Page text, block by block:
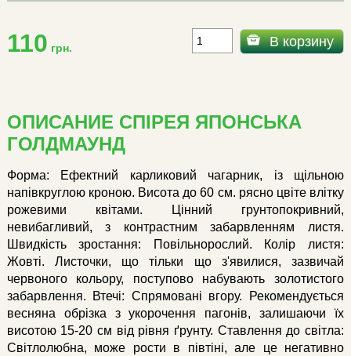
110 грн. В корзину
ОПИСАНИЕ СПІРЕЯ ЯПОНСЬКА
ГОЛДМАУНД
Форма: Ефектний карликовий чагарник, із щільною
напівкруглою кроною. Висота до 60 см. рясно цвіте влітку
рожевими квітами. Цінний грунтопокривний,
невибагливий, з контрастним забарвленням листя.
Швидкість зростання: Повільнорослий. Колір листя:
Жовті. Листочки, що тільки що з'явилися, зазвичай
червоного кольору, поступово набувають золотистого
забарвлення. Втечі: Спрямовані вгору. Рекомендується
весняна обрізка з укорочення пагонів, залишаючи їх
висотою 15-20 см від рівня ґрунту. Ставлення до світла:
Світлолюбна, може рости в півтіні, але це негативно